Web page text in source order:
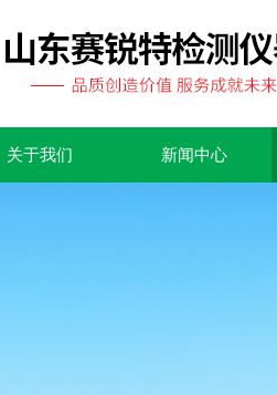
关于我们 新闻中心